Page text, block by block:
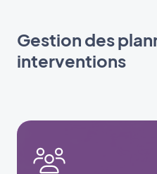
Gestion des
interventions